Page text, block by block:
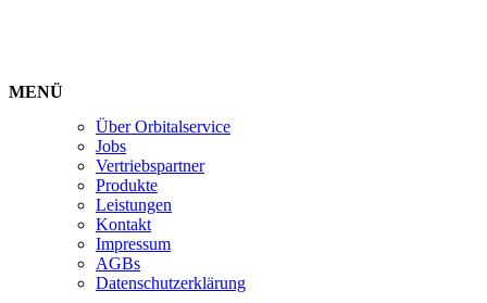
MENÜ
Über Orbitalservice
Jobs
Vertriebspartner
Produkte
Leistungen
Kontakt
Impressum
AGBs
Datenschutzerklärung